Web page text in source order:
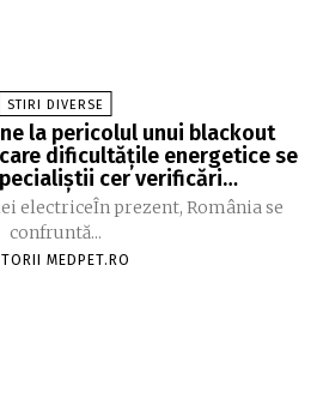
STIRI DIVERSE
la pericolul unui blackout
dificultățile energetice se
cer verificări…
electriceÎn prezent, România se
confruntă...
MEDPET.RO